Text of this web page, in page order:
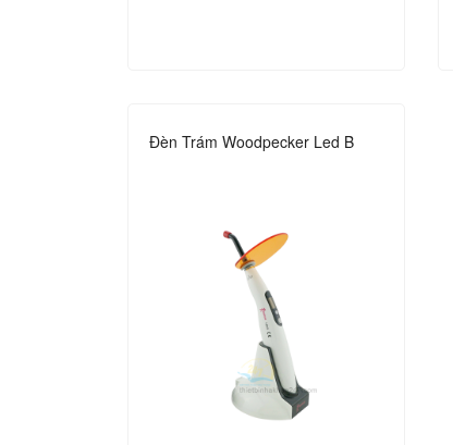
Đèn Trám Woodpecker Led B